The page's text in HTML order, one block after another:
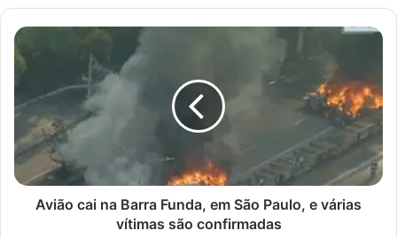
Avião
cai
na
Funda,
São
Paulo,
e
váriasAvião cai na Barra Funda, em São Paulo, e várias
vítimas são confirmadas